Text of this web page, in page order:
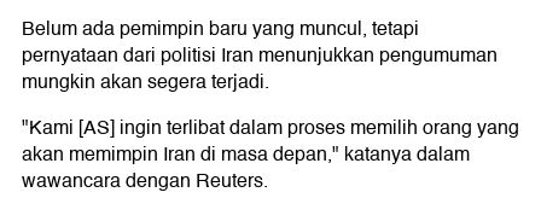
Belum ada pemimpin baru yang muncul, tetapi
pernyataan dari politisi Iran menunjukkan pengumuman
mungkin akan segera terjadi.
"Kami [AS] ingin terlibat dalam proses memilih orang yang
akan memimpin Iran di masa depan," katanya dalam
wawancara dengan Reuters.